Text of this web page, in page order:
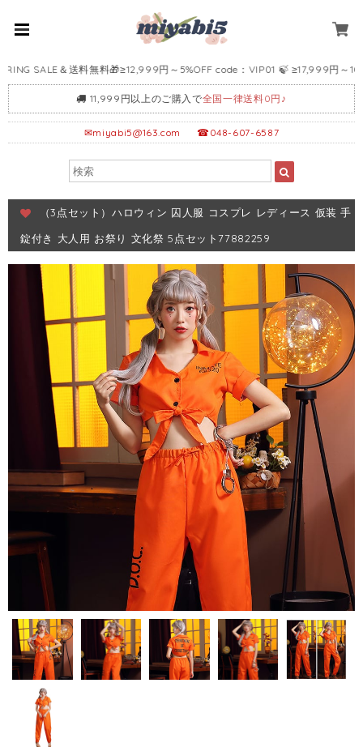
SALE＆送料無料🎁≥12,999円～5%OFF code：VIP01 🍃 ≥17,999円～
11,999円以上のご購入で全国一律送料0円♪
✉miyabi5@163.com ☎048-607-6587
（3点セット）ハロウィン 囚人服 コスプレ レディース 仮装 手
錠付き 大人用 お祭り 文化祭 5点セット77882259